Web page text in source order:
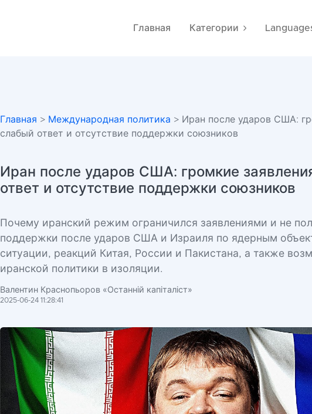
Главная Категории
Главная > Международная политика > Иран после ударов США:
слабый ответ и отсутствие поддержки союзников
Иран после ударов США: громкие
ответ и отсутствие поддержки союзников
Почему иранский режим ограничился заявлениями и не
поддержки после ударов США и Израиля по ядерным
ситуации, реакций Китая, России и Пакистана, а также
иранской политики в изоляции.
Валентин Краснопьоров «Останній капіталіст»
2025-06-24 11:28:41